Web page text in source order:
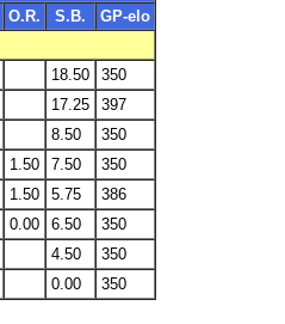
O.R. S.B.
GP-elo
18.50
350
17.25
397
8.50
350
1.50 7.50
350
1.50 5.75
386
0.00 6.50
350
4.50
350
0.00 350